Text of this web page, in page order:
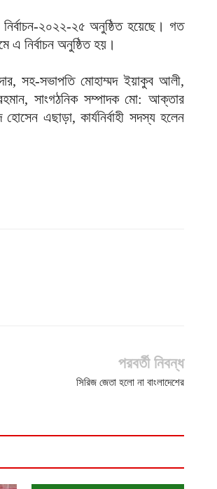
নির্বাচন-২০২২-২৫ অনুষ্ঠিত হয়েছে। গত
এ নির্বাচন অনুষ্ঠিত হয়।
সহ-সভাপতি মোহাম্মদ ইয়াকুব আলী,
সাংগঠনিক সম্পাদক মো: আক্তার
এছাড়া, কার্যনির্বাহী সদস্য হলেন
পরবর্তী নিবন্ধ
সিরিজ জেতা হলো না বাংলাদেশের